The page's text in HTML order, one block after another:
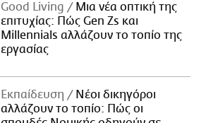
Good Living
Μια νέα οπτική της
επιτυχίας: Πώς Gen Zs και
Millennials αλλάζουν το τοπίο της
εργασίας
Εκπαίδευση
Νέοι δικηγόροι
αλλάζουν το τοπίο: Πώς οι